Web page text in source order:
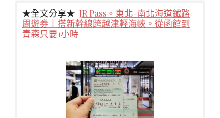
★全文分享★ JR Pass。東北-南北海道鐵路
周遊券｜搭新幹線跨越津輕海峽。從函館到
青森只要1小時